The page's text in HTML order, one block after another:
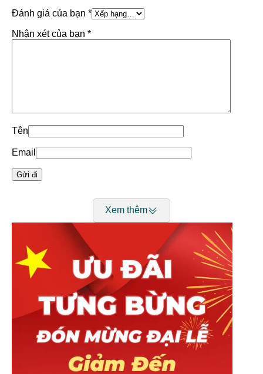
Mục lục hiện
Thông tin chung:
Bảng size sơ mi
Đánh giá của bạn *
Nhận xét của bạn *
Tên
Email
Xem thêm